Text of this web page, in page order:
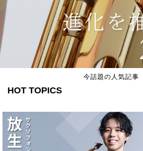
今話題の人気記事
HOT TOPICS